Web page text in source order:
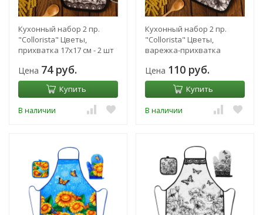
Кухонный набор 2 пр.
"Collorista" Цветы,
прихватка 17х17 см - 2 шт
Цена 74 руб.
Купить
В наличии
Кухонный набор 2 пр.
"Collorista" Цветы,
варежка-прихватка
17х17см
Цена 110 руб.
Купить
В наличии